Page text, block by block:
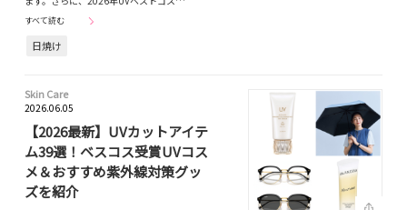
すべて読む
日焼け
Skin Care
2026.06.05
【2026最新】UVカットアイテ
ム39選！ベスコス受賞UVコス
メ＆おすすめ紫外線対策グッ
ズを紹介